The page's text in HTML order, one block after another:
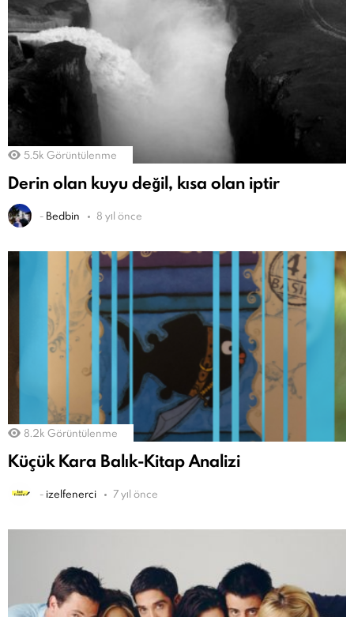
5.5k Görüntülenme
Derin olan kuyu değil, kısa olan iptir
- Bedbin 8 yıl önce
8.2k Görüntülenme
Küçük Kara Balık-Kitap Analizi
- izelfenerci 7 yıl önce